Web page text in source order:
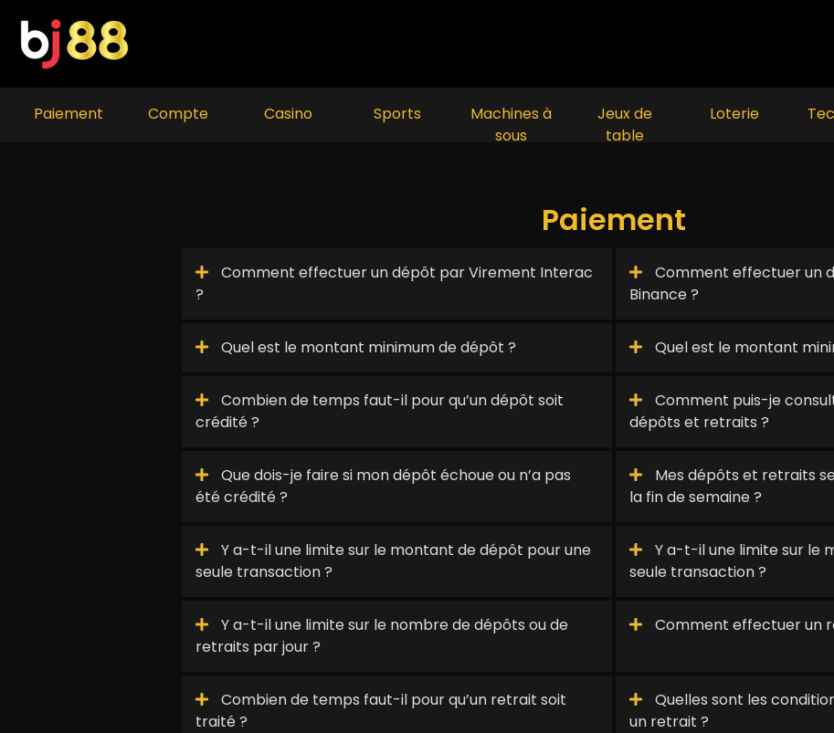
content
Paiement Compte Casino Sports
Machines à
sous
Jeux de
table
Loterie
Paiement
Comment effectuer un dépôt par Virement Interac
?
Comment effectuer un
Binance ?
Quel est le montant minimum de dépôt ? Quel est le montant
Combien de temps faut-il pour qu’un dépôt soit
crédité ?
Comment puis-je
dépôts et retraits ?
Que dois-je faire si mon dépôt échoue ou n’a pas
été crédité ?
Mes dépôts et retraits
la fin de semaine ?
Y a-t-il une limite sur le montant de dépôt pour une
seule transaction ?
Y a-t-il une limite sur le
seule transaction ?
Y a-t-il une limite sur le nombre de dépôts ou de
retraits par jour ?
Comment effectuer un
Combien de temps faut-il pour qu’un retrait soit
traité ?
Quelles sont les
un retrait ?